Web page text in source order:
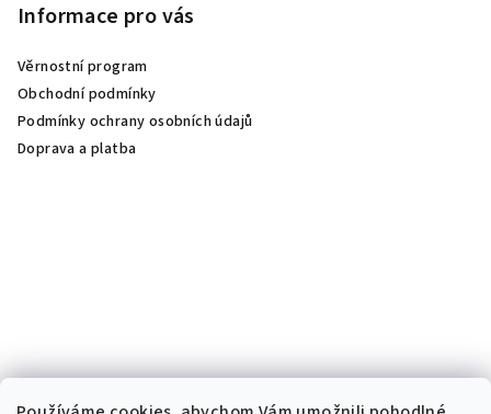
Informace pro vás
Věrnostní program
Obchodní podmínky
Podmínky ochrany osobních údajů
Doprava a platba